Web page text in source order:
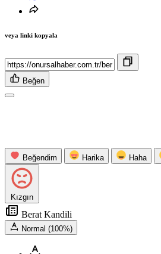
veya linki kopyala
Beğen
Beğendim Harika Haha
Kızgın
Berat Kandili
Normal (100%)